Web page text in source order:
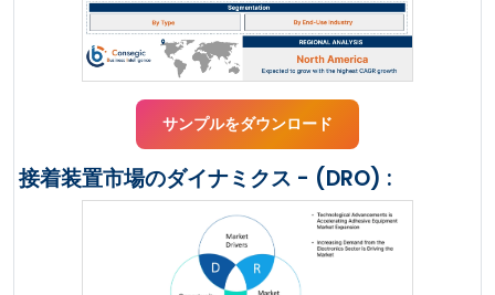
サンプルをダウンロード
接着装置市場のダイナミクス - (DRO) :